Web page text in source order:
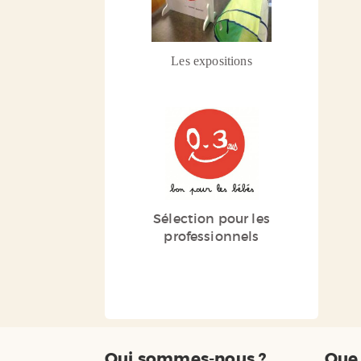
Les expositions
Sélection pour les
professionnels